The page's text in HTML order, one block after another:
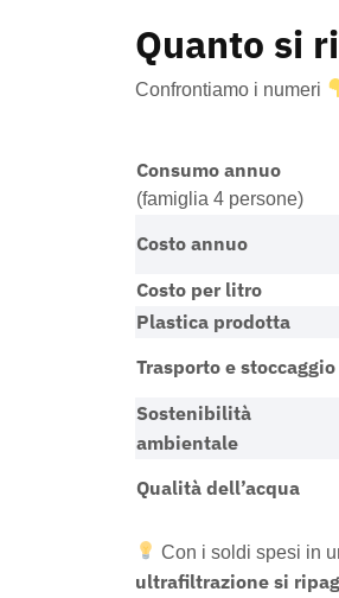
Quanto si
Confrontiamo i numeri
Consumo annuo
(famiglia 4 persone)
Costo annuo
Costo per litro
Plastica prodotta
Trasporto e stoccaggio
Sostenibilità
ambientale
Qualità dell’acqua
Con i soldi spesi in
ultrafiltrazione si